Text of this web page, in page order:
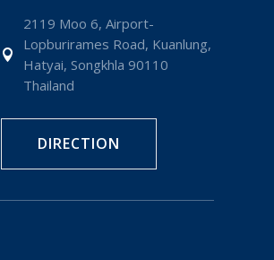

2119 Moo 6, Airport-
Lopburirames Road, Kuanlung,
Hatyai, Songkhla 90110
Thailand
DIRECTION